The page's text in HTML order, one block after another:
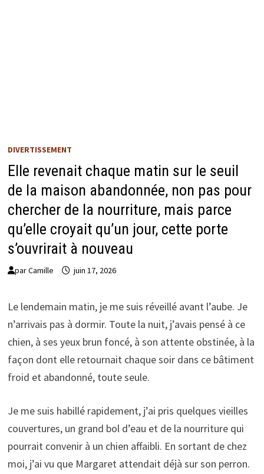
DIVERTISSEMENT
Elle revenait chaque matin sur le seuil
de la maison abandonnée, non pas pour
chercher de la nourriture, mais parce
qu’elle croyait qu’un jour, cette porte
s’ouvrirait à nouveau
parCamille juin 17, 2026
Le lendemain matin, je me suis réveillé avant l’aube. Je
n’arrivais pas à dormir. Toute la nuit, j’avais pensé à ce
chien, à ses yeux brun foncé, à son attente obstinée, à la
façon dont elle retournait chaque soir dans ce bâtiment
froid et abandonné, toute seule.
Je me suis habillé rapidement, j’ai pris quelques vieilles
couvertures, un grand bol d’eau et de la nourriture qui
pourrait convenir à un chien affaibli. En sortant de chez
moi, j’ai vu que Margaret attendait déjà sur son perron.